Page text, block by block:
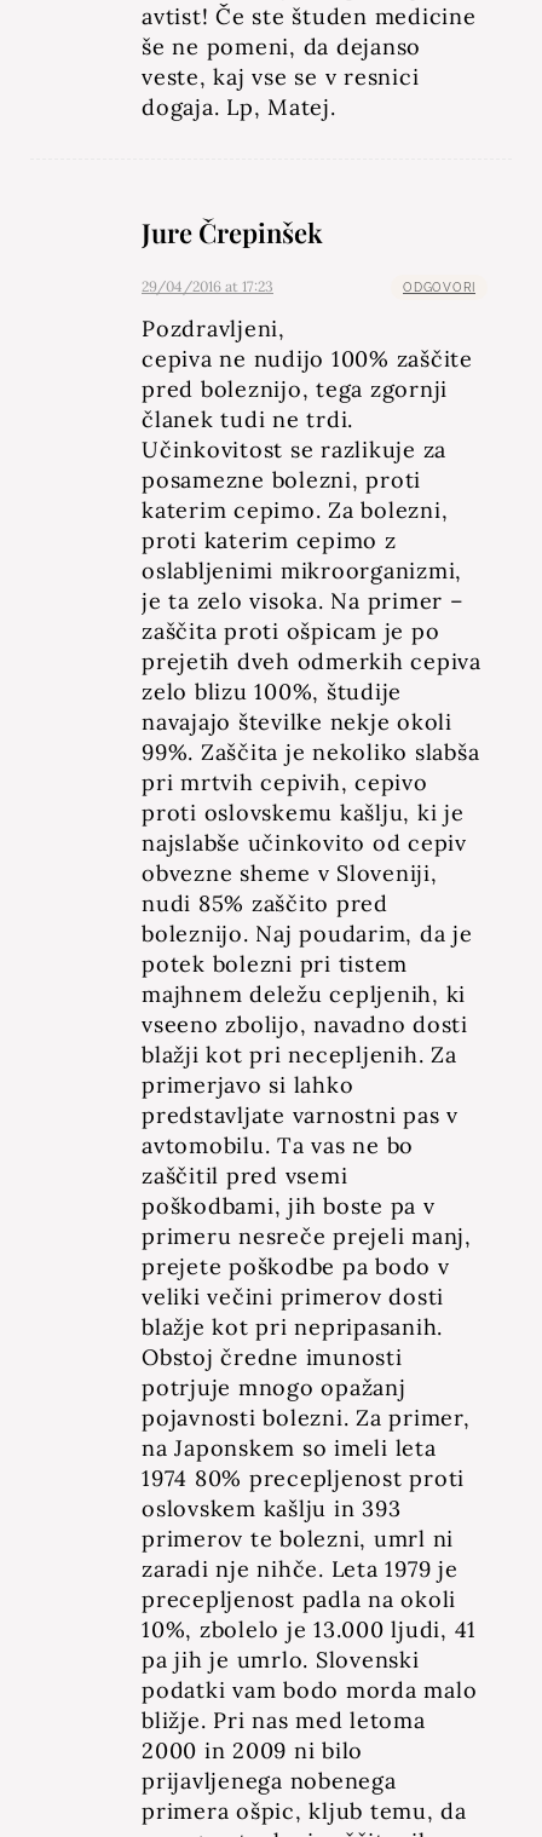
avtist! Če ste študen medicine
še ne pomeni, da dejanso
veste, kaj vse se v resnici
dogaja. Lp, Matej.
Jure Črepinšek
29/04/2016 at 17:23 ODGOVORI
Pozdravljeni,
cepiva ne nudijo 100% zaščite
pred boleznijo, tega zgornji
članek tudi ne trdi.
Učinkovitost se razlikuje za
posamezne bolezni, proti
katerim cepimo. Za bolezni,
proti katerim cepimo z
oslabljenimi mikroorganizmi,
je ta zelo visoka. Na primer –
zaščita proti ošpicam je po
prejetih dveh odmerkih cepiva
zelo blizu 100%, študije
navajajo številke nekje okoli
99%. Zaščita je nekoliko slabša
pri mrtvih cepivih, cepivo
proti oslovskemu kašlju, ki je
najslabše učinkovito od cepiv
obvezne sheme v Sloveniji,
nudi 85% zaščito pred
boleznijo. Naj poudarim, da je
potek bolezni pri tistem
majhnem deležu cepljenih, ki
vseeno zbolijo, navadno dosti
blažji kot pri necepljenih. Za
primerjavo si lahko
predstavljate varnostni pas v
avtomobilu. Ta vas ne bo
zaščitil pred vsemi
poškodbami, jih boste pa v
primeru nesreče prejeli manj,
prejete poškodbe pa bodo v
veliki večini primerov dosti
blažje kot pri nepripasanih.
Obstoj čredne imunosti
potrjuje mnogo opažanj
pojavnosti bolezni. Za primer,
na Japonskem so imeli leta
1974 80% precepljenost proti
oslovskem kašlju in 393
primerov te bolezni, umrl ni
zaradi nje nihče. Leta 1979 je
precepljenost padla na okoli
10%, zbolelo je 13.000 ljudi, 41
pa jih je umrlo. Slovenski
podatki vam bodo morda malo
bližje. Pri nas med letoma
2000 in 2009 ni bilo
prijavljenega nobenega
primera ošpic, kljub temu, da